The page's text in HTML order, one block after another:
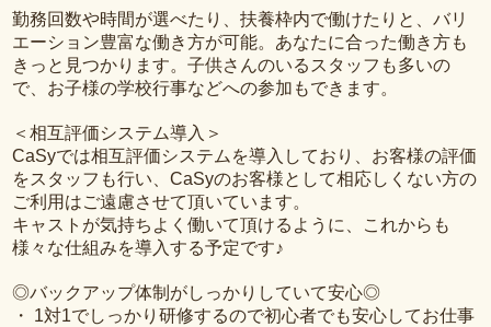
勤務回数や時間が選べたり、扶養枠内で働けたりと、バリ
エーション豊富な働き方が可能。あなたに合った働き方も
きっと見つかります。子供さんのいるスタッフも多いの
で、お子様の学校行事などへの参加もできます。
＜相互評価システム導入＞
CaSyでは相互評価システムを導入しており、お客様の評価
をスタッフも行い、CaSyのお客様として相応しくない方の
ご利用はご遠慮させて頂いています。
キャストが気持ちよく働いて頂けるように、これからも
様々な仕組みを導入する予定です♪
◎バックアップ体制がしっかりしていて安心◎
・ 1対1でしっかり研修するので初心者でも安心してお仕事